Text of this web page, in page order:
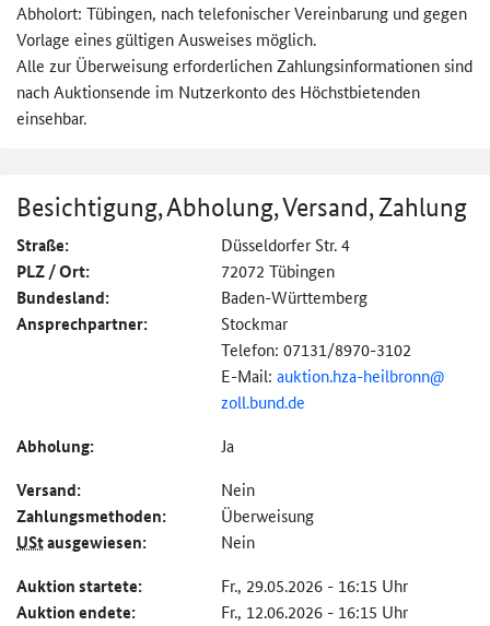
Abholort: Tübingen, nach telefonischer Vereinbarung und gegen
Vorlage eines gültigen Ausweises möglich.
Alle zur Überweisung erforderlichen Zahlungsinformationen sind
nach Auktionsende im Nutzerkonto des Höchstbietenden
einsehbar.
Besichtigung, Abholung, Versand, Zahlung
Straße: Düsseldorfer Str. 4
PLZ / Ort: 72072 Tübingen
Bundesland: Baden-Württemberg
Ansprechpartner:
Stockmar
Telefon: 07131/8970-3102
E-Mail: auktion.hza-heilbronn@
zoll.bund.de
Abholung: Ja
Versand: Nein
Zahlungs­methoden: Überweisung
UStausgewiesen: Nein
Auktion startete: Fr., 29.05.2026 - 16:15 Uhr
Auktion endete: Fr., 12.06.2026 - 16:15 Uhr